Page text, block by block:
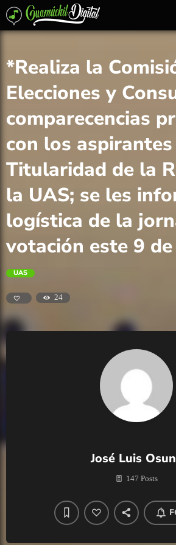
*Realiza la
Elecciones y
comparecencias
con los
Titularidad de la
la UAS; se les
logística de la
votación este 9
UAS
24
José Luis
147 Posts